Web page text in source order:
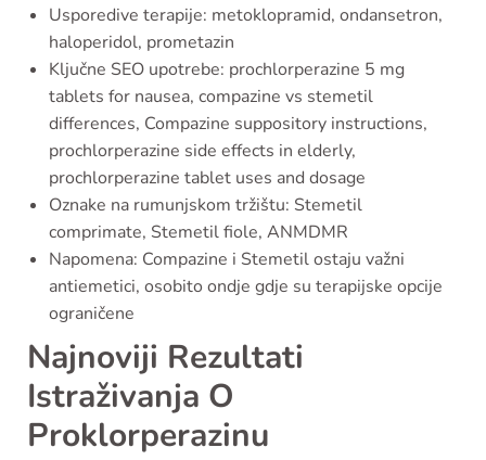
Usporedive terapije: metoklopramid, ondansetron,
haloperidol, prometazin
Ključne SEO upotrebe: prochlorperazine 5 mg
tablets for nausea, compazine vs stemetil
differences, Compazine suppository instructions,
prochlorperazine side effects in elderly,
prochlorperazine tablet uses and dosage
Oznake na rumunjskom tržištu: Stemetil
comprimate, Stemetil fiole, ANMDMR
Napomena: Compazine i Stemetil ostaju važni
antiemetici, osobito ondje gdje su terapijske opcije
ograničene
Najnoviji Rezultati
Istraživanja O
Proklorperazinu